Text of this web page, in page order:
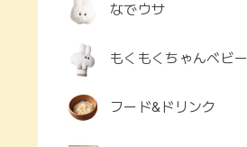
なでウサ
もくもくちゃんベビー
フード&ドリンク